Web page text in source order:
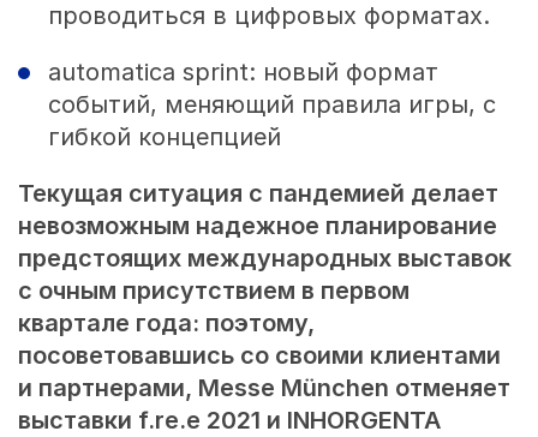
проводиться в цифровых форматах.
automatica sprint: новый формат
событий, меняющий правила игры, с
гибкой концепцией
Текущая ситуация с пандемией делает
невозможным надежное планирование
предстоящих международных выставок
с очным присутствием в первом
квартале года: поэтому,
посоветовавшись со своими клиентами
и партнерами, Messe München отменяет
выставки f.re.e 2021 и INHORGENTA